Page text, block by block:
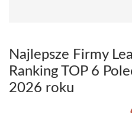
Najlepsze Firmy
Ranking TOP 6
2026 roku